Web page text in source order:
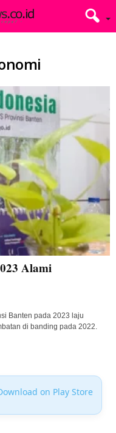
Alami
Banten pada 2023 laju
di banding pada 2022.